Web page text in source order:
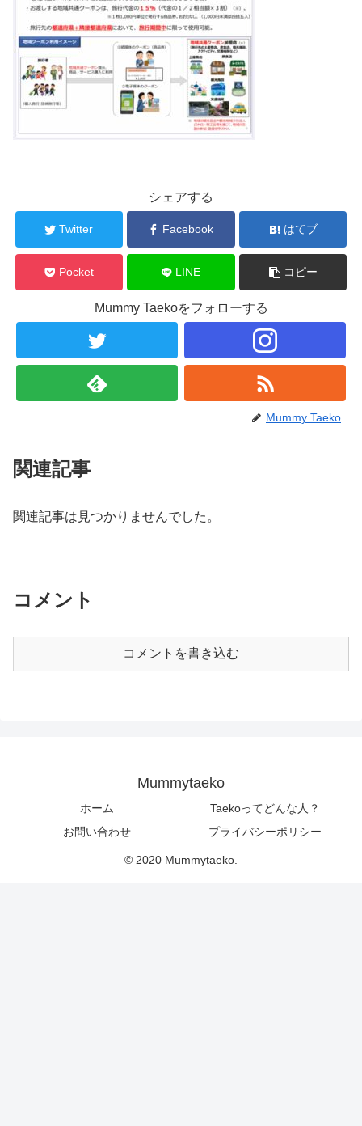
シェアする
Twitter Facebook はてブ
Pocket LINE コピー
Mummy Taekoをフォローする
Mummy Taeko
関連記事
関連記事は見つかりませんでした。
コメント
コメントを書き込む
Mummytaeko
ホーム
Taekoってどんな人？
お問い合わせ
プライバシーポリシー
© 2020 Mummytaeko.